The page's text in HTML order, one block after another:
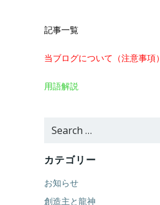
記事一覧
当ブログについて（注意事項）
用語解説
Search
カテゴリー
お知らせ
創造主と龍神